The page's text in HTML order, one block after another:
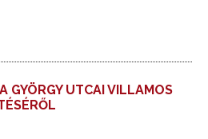
GYÖRGY UTCAI VILLAMOS